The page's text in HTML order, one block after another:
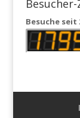
Besuche seit